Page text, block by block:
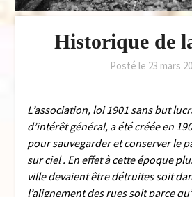
Historique de
Posté le 23 mars
L’association, loi 1901 sans but
d’intérêt général, a été créée en
pour sauvegarder et conserver le
sur ciel . En effet à cette époque
ville devaient être détruites soit
l’alignement des rues soit parce